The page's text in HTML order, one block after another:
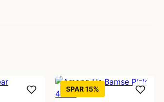
SPAR 15%